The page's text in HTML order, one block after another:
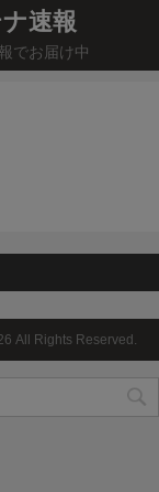
速報
でお届け中
All Rights Reserved.